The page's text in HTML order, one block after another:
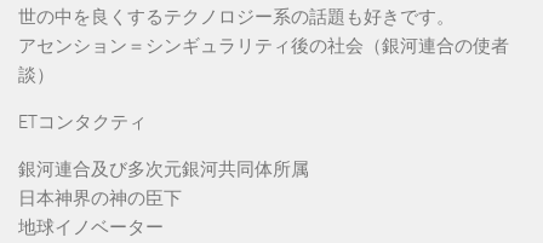
世の中を良くするテクノロジー系の話題も好きです。
アセンション＝シンギュラリティ後の社会（銀河連合の使者
談）
ETコンタクティ
銀河連合及び多次元銀河共同体所属
日本神界の神の臣下
地球イノベーター